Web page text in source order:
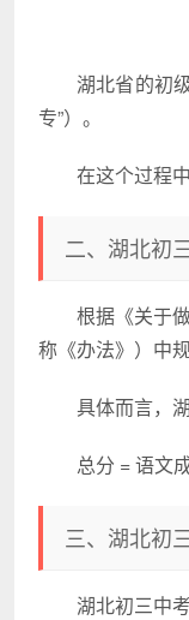
湖北省的初
专”）。
在这个过程
二、湖北初
根据《关于
称《办法》）中
具体而言，
总分 = 语文
三、湖北初
湖北初三中